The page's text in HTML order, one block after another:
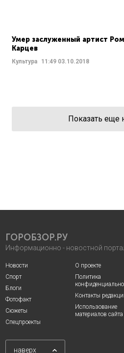
Умер заслуженный артист
Карцев
Культура 11:49 03.10.2018
Показать еще
ГОРОБЗОР.РУ
Информационно - новостной
Новости
Спорт
Блоги
Фотофакт
Сюжеты
Спецпроекты
О проекте
Политика
Контакты
Использование
материалов сайта
наверх